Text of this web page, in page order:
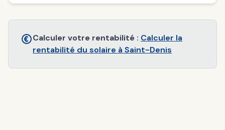
Calculer votre rentabilité : Calculer la
rentabilité du solaire à Saint-Denis